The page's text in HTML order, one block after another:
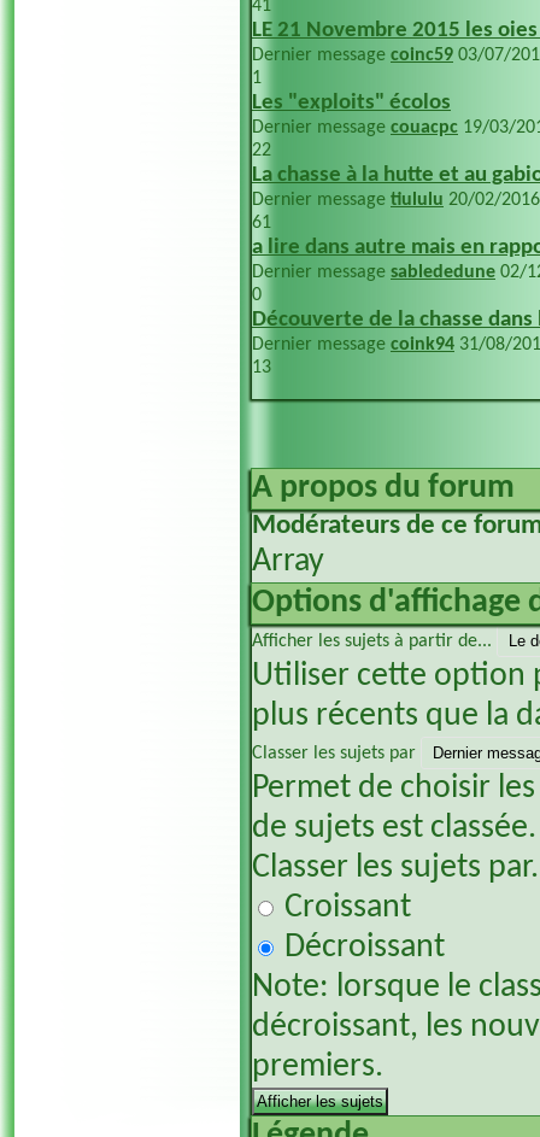
41
LE 21 Novembre 2015 les
Dernier message coinc59 03/07/
1
Les "exploits" écolos
Dernier message couacpc 19/03/
22
La chasse à la hutte et au
Dernier message tiululu 20/02/
61
a lire dans autre mais en
Dernier message sablededune 02/
0
Découverte de la chasse
Dernier message coink94 31/08/
13
A propos du forum
Modérateurs de ce
Array
Options d'affichage
Afficher les sujets à partir de...
Utiliser cette option
plus récents que la
Classer les sujets par
Permet de choisir
de sujets est classée.
Classer les sujets
Croissant
Décroissant
Note: lorsque le
décroissant, les
premiers.